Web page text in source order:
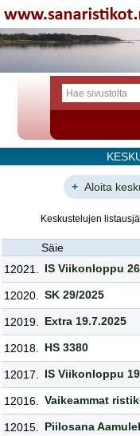
+ Aloita
Keskustelujen
Säie
12021.
IS Viikonloppu
12020.
SK 29/2025
12019.
Extra 19.7.2025
12018.
HS 3380
12017.
IS Viikonloppu
12016.
Vaikeammat
12015.
Piilosana